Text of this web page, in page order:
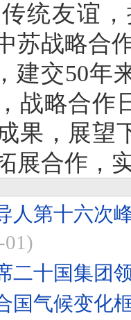
统友谊
苏战略合
建交50年
战略合作
果，展望
展合作，
人第十六次
01)
二十国集团
国气候变化